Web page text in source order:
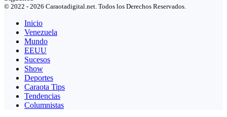
© 2022 - 2026 Caraotadigital.net. Todos los Derechos Reservados.
Inicio
Venezuela
Mundo
EEUU
Sucesos
Show
Deportes
Caraota Tips
Tendencias
Columnistas